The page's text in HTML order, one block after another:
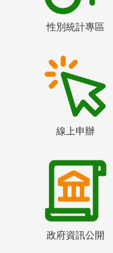
性別統計專區
線上申辦
政府資訊公開